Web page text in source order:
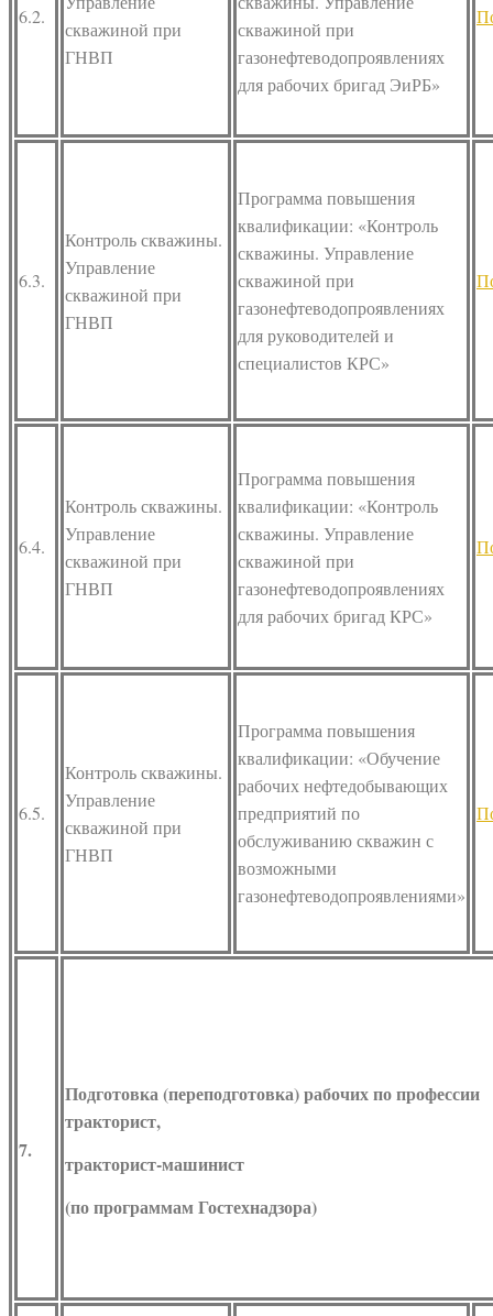
6.2.
скважиной при
ГНВП
скважиной при
газонефтеводопроявлениях
для рабочих бригад ЭиРБ»
6.3.
Контроль скважины.
Управление
скважиной при
ГНВП
Программа повышения
квалификации: «Контроль
скважины. Управление
скважиной при
газонефтеводопроявлениях
для руководителей и
специалистов КРС»
6.4.
Контроль скважины.
Управление
скважиной при
ГНВП
Программа повышения
квалификации: «Контроль
скважины. Управление
скважиной при
газонефтеводопроявлениях
для рабочих бригад КРС»
6.5.
Контроль скважины.
Управление
скважиной при
ГНВП
Программа повышения
квалификации: «Обучение
рабочих нефтедобывающих
предприятий по
обслуживанию скважин с
возможными
газонефтеводопроявлениями»
7.
Подготовка (переподготовка) рабочих по профессии
тракторист,
тракторист-машинист
(по программам Гостехнадзора)